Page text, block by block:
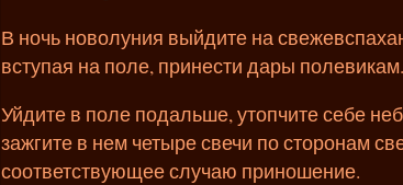
В ночь новолуния выйдите на
вступая на поле, принести дары полевикам.
Уйдите в поле подальше, утопчите себе
зажгите в нем четыре свечи по сторонам
соответствующее случаю приношение.